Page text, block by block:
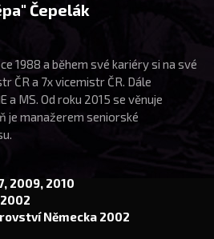
Čepelák
1988 a během své kariéry si na své
ČR a 7x vicemistr ČR. Dále
a MS. Od roku 2015 se věnuje
je manažerem seniorské
2009, 2010
Německa 2002